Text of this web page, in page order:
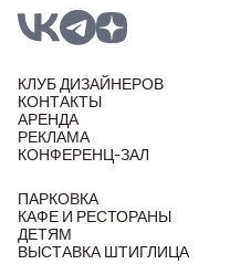
КЛУБ ДИЗАЙНЕРОВ
КОНТАКТЫ
АРЕНДА
РЕКЛАМА
КОНФЕРЕНЦ-ЗАЛ
ПАРКОВКА
КАФЕ И РЕСТОРАНЫ
ДЕТЯМ
ВЫСТАВКА ШТИГЛИЦА